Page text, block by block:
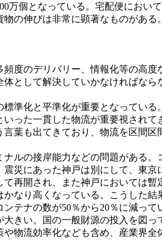
万個となっている。宅配便におい
の伸びは非常に顕著なものがある。
度のデリバリー、情報化等の高
として解決していかなければな
準化と平準化が重要となっている。
った一貫した物流が重要視され
葉も出てきており、物流を区間
ルの接岸能力などの問題がある
災にあった神戸は別にして、東
再開され、また神戸においては
なり高くなっている。こうした
テナの数が50％から20％に減って
きい。国の一般財源の投入を図っ
物流効率化なども含め、産業界全